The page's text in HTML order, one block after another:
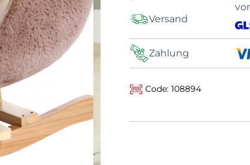
Versand
Zahlung
Code: 108894